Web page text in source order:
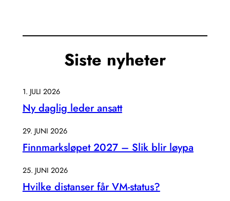
Siste nyheter
1. JULI 2026
Ny daglig leder ansatt
29. JUNI 2026
Finnmarksløpet 2027 – Slik blir løypa
25. JUNI 2026
Hvilke distanser får VM-status?